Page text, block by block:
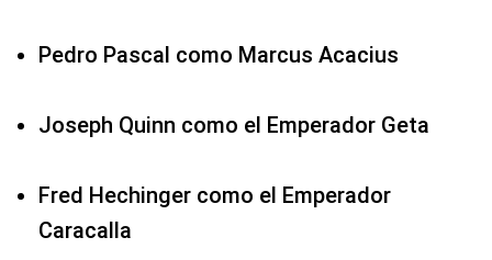
Pedro Pascal como Marcus Acacius
Joseph Quinn como el Emperador Geta
Fred Hechinger como el Emperador
Caracalla